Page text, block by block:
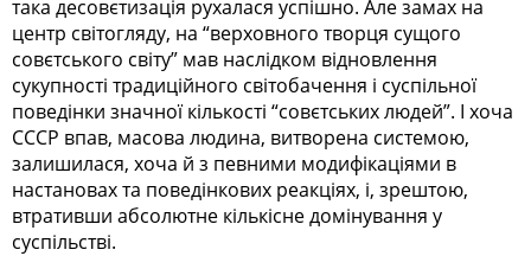
така десовєтизація рухалася успішно. Але замах на
центр світогляду, на “верховного творця сущого
совєтського світу” мав наслідком відновлення
сукупності традиційного світобачення і суспільної
поведінки значної кількості “совєтських людей”. І хоча
СССР впав, масова людина, витворена системою,
залишилася, хоча й з певними модифікаціями в
настановах та поведінкових реакціях, і, зрештою,
втративши абсолютне кількісне домінування у
суспільстві.